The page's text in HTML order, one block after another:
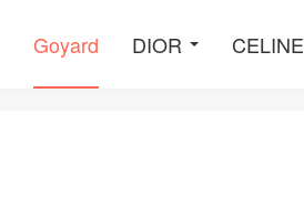
Goyard DIOR CELINE